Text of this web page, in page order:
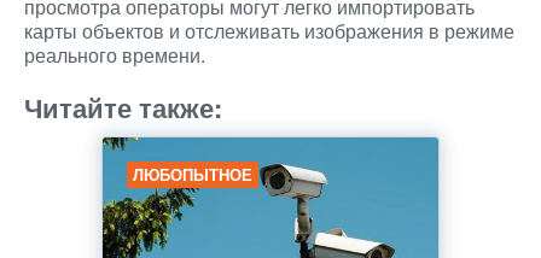
просмотра операторы могут легко импортировать
карты объектов и отслеживать изображения в режиме
реального времени.
Читайте также:
ЛЮБОПЫТНОЕ